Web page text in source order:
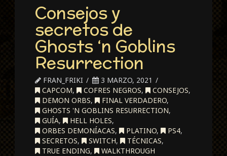
Consejos y
secretos de
Ghosts ‘n Goblins
Resurrection
FRAN_FRIKI
3 MARZO, 2021
CAPCOM, COFRES NEGROS, CONSEJOS,
DEMON ORBS, FINAL VERDADERO,
GHOSTS 'N GOBLINS RESURRECTION,
GUÍA, HELL HOLES,
ORBES DEMONÍACAS, PLATINO, PS4,
SECRETOS, SWITCH, TÉCNICAS,
TRUE ENDING, WALKTHROUGH